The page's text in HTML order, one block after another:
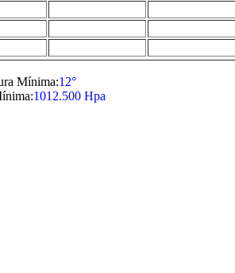
Mínima:12°
1012.500 Hpa